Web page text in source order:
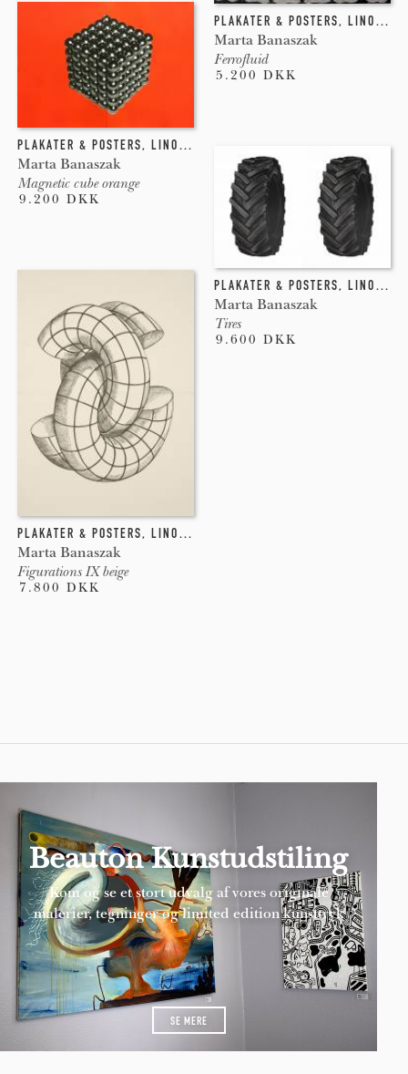
PLAKATER & POSTERS, LINOLEUMSTRYK
Marta Banaszak
Ferrofluid
5.200 DKK
PLAKATER & POSTERS, LINOLEUMSTRYK
Marta Banaszak
Magnetic cube orange
9.200 DKK
PLAKATER & POSTERS, LINOLEUMSTRYK
Marta Banaszak
Tires
9.600 DKK
PLAKATER & POSTERS, LINOLEUMSTRYK
Marta Banaszak
Figurations IX beige
7.800 DKK
Beauton Kunstudstiling
Kom og se et stort udvalg af vores originale
malerier, tegninger og limited edition kunsttryk
SE MERE